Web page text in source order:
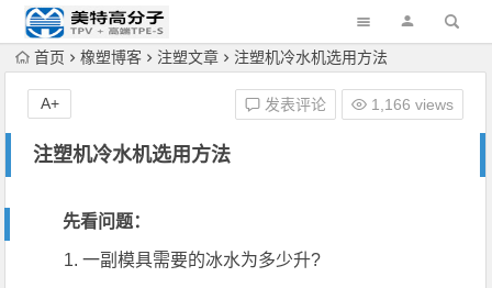
首页 橡塑博客 注塑文章 注塑机冷水机选用方法
注塑机冷水机选用方法
发表评论 1,166 views
A+
先看问题：
一副模具需要的冰水为多少升?